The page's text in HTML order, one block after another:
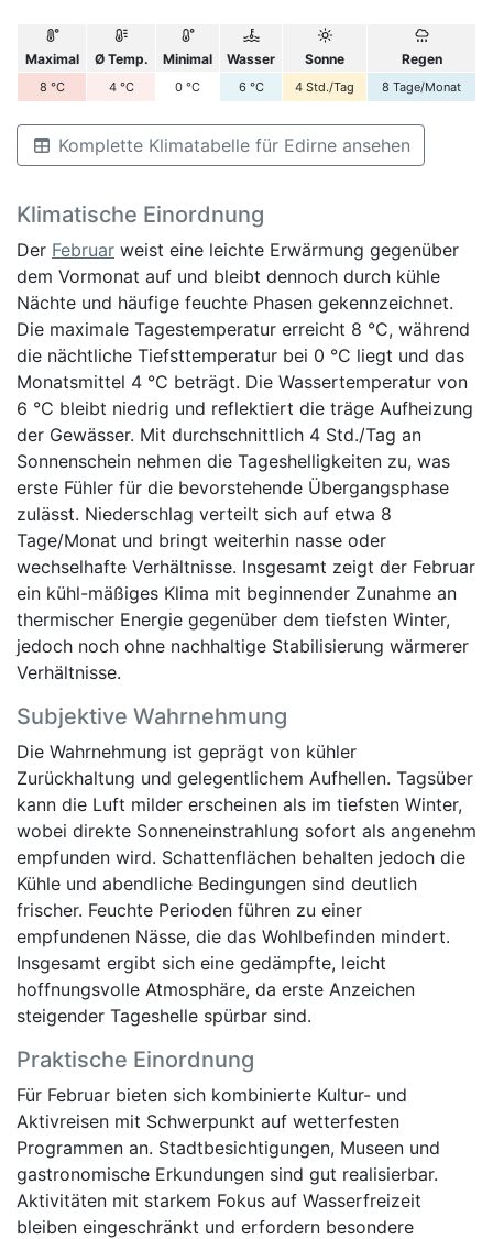
Maximal Ø Temp. Minimal Wasser Sonne Regen
8 °C 4 °C 0 °C 6 °C 4 Std./Tag 8 Tage/Monat
Komplette Klimatabelle für Edirne ansehen
Klimatische Einordnung
Der Februar weist eine leichte Erwärmung gegenüber
dem Vormonat auf und bleibt dennoch durch kühle
Nächte und häufige feuchte Phasen gekennzeichnet.
Die maximale Tagestemperatur erreicht 8 °C, während
die nächtliche Tiefsttemperatur bei 0 °C liegt und das
Monatsmittel 4 °C beträgt. Die Wassertemperatur von
6 °C bleibt niedrig und reflektiert die träge Aufheizung
der Gewässer. Mit durchschnittlich 4 Std./Tag an
Sonnenschein nehmen die Tageshelligkeiten zu, was
erste Fühler für die bevorstehende Übergangsphase
zulässt. Niederschlag verteilt sich auf etwa 8
Tage/Monat und bringt weiterhin nasse oder
wechselhafte Verhältnisse. Insgesamt zeigt der Februar
ein kühl-mäßiges Klima mit beginnender Zunahme an
thermischer Energie gegenüber dem tiefsten Winter,
jedoch noch ohne nachhaltige Stabilisierung wärmerer
Verhältnisse.
Subjektive Wahrnehmung
Die Wahrnehmung ist geprägt von kühler
Zurückhaltung und gelegentlichem Aufhellen. Tagsüber
kann die Luft milder erscheinen als im tiefsten Winter,
wobei direkte Sonneneinstrahlung sofort als angenehm
empfunden wird. Schattenflächen behalten jedoch die
Kühle und abendliche Bedingungen sind deutlich
frischer. Feuchte Perioden führen zu einer
empfundenen Nässe, die das Wohlbefinden mindert.
Insgesamt ergibt sich eine gedämpfte, leicht
hoffnungsvolle Atmosphäre, da erste Anzeichen
steigender Tageshelle spürbar sind.
Praktische Einordnung
Für Februar bieten sich kombinierte Kultur- und
Aktivreisen mit Schwerpunkt auf wetterfesten
Programmen an. Stadtbesichtigungen, Museen und
gastronomische Erkundungen sind gut realisierbar.
Aktivitäten mit starkem Fokus auf Wasserfreizeit
bleiben eingeschränkt und erfordern besondere